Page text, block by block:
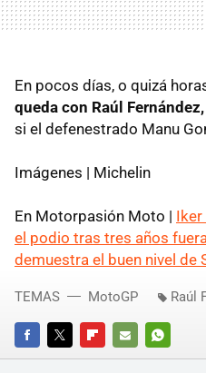
En pocos días, o quizá
queda con Raúl
si el defenestrado Manu
Imágenes | Michelin
En Motorpasión Moto | Iker
el podio tras tres años
demuestra el buen nivel de
FACEBOOKTWITTERFLIPBOARD
E-
TEMAS MotoGP Raúl